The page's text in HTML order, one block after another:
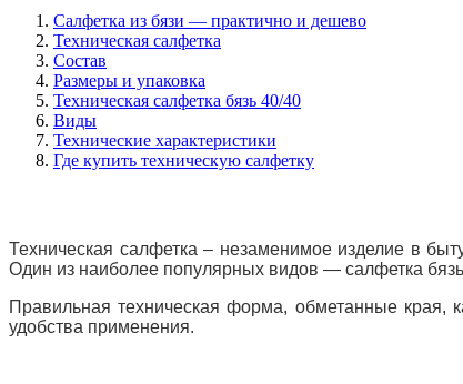
Салфетка из бязи — практично и дешево
Техническая салфетка
Состав
Размеры и упаковка
Техническая салфетка бязь 40/40
Виды
Технические характеристики
Где купить техническую салфетку
Техническая салфетка – незаменимое изделие в
Один из наиболее популярных видов — салфетка
Правильная техническая форма, обметанные края,
удобства применения.